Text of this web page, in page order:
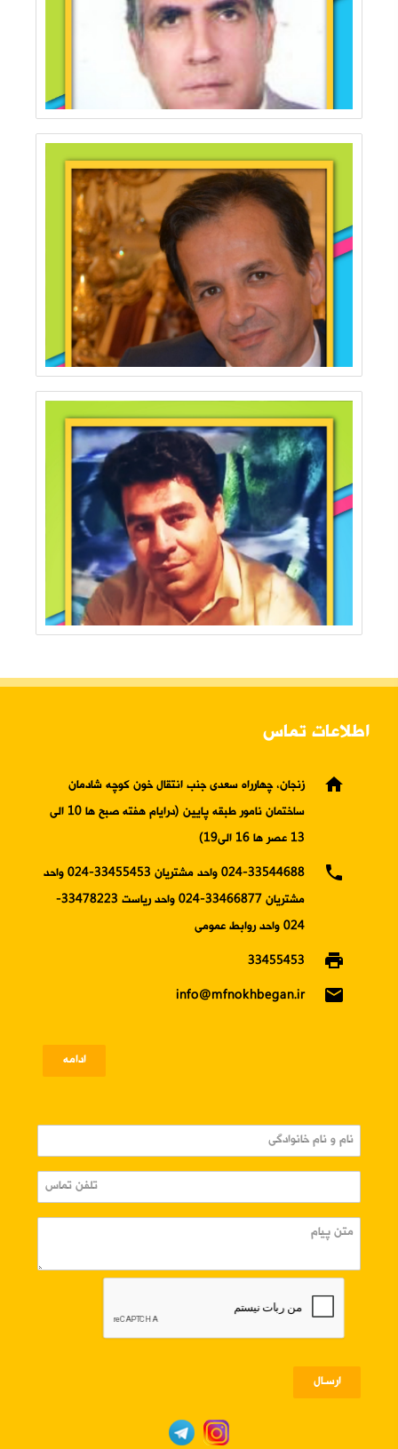
اطلاعات تماس
home
زنجان، چهارراه سعدی جنب انتقال خون کوچه شادمان
ساختمان نامور طبقه پایین (درایام هفته صبح ها 10 الی
13 عصر ها 16 الی19)
phone
024-33544688 واحد مشتریان 33455453-024 واحد
مشتریان 33466877-024 واحد ریاست 33478223-
024 واحد روابط عمومی
print
33455453
email
info@mfnokhbegan.ir
ادامه
ارسـال